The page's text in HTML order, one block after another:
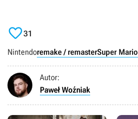
31
Nintendoremake / remasterSuper Mario
Autor:
Paweł Woźniak